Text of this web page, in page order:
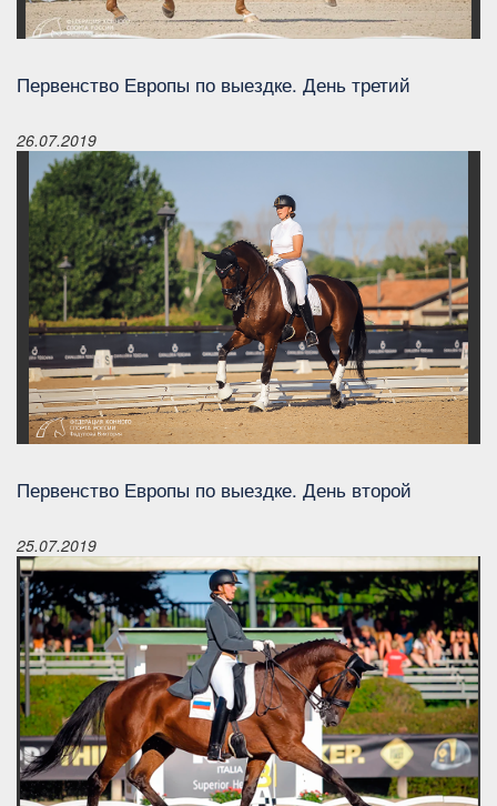
Первенство Европы по выездке. День третий
26.07.2019
Первенство Европы по выездке. День второй
25.07.2019